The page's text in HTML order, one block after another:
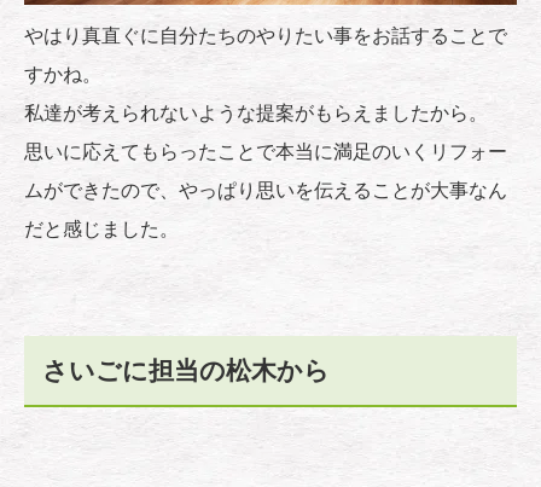
やはり真直ぐに自分たちのやりたい事をお話することで
すかね。
私達が考えられないような提案がもらえましたから。
思いに応えてもらったことで本当に満足のいくリフォー
ムができたので、やっぱり思いを伝えることが大事なん
だと感じました。
さいごに担当の松木から